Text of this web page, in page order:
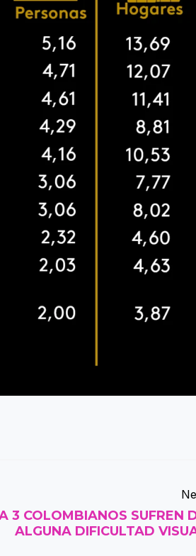
3 COLOMBIANOS SUFREN
ALGUNA DIFICULTAD